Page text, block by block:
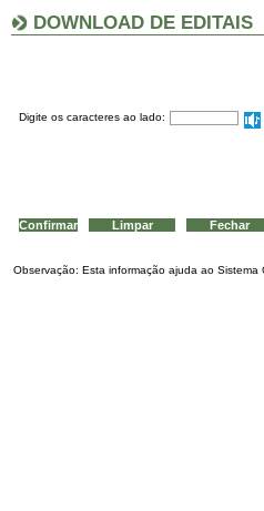
DOWNLOAD DE EDITAIS
Digite os caracteres ao lado:
Observação: Esta informação ajuda ao